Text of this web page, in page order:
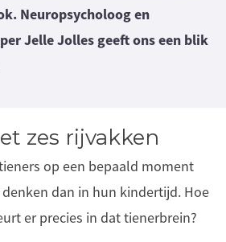
Neuropsycholoog en
Jelle Jolles geeft ons een blik
zes rijvakken
op een bepaald moment
dan in hun kindertijd. Hoe
er precies in dat tienerbrein?